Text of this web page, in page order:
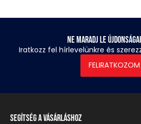
Ne maradj le
Iratkozz fel hírlevelünkre és
FELIRATKOZOM
Segítség a vásárláshoz